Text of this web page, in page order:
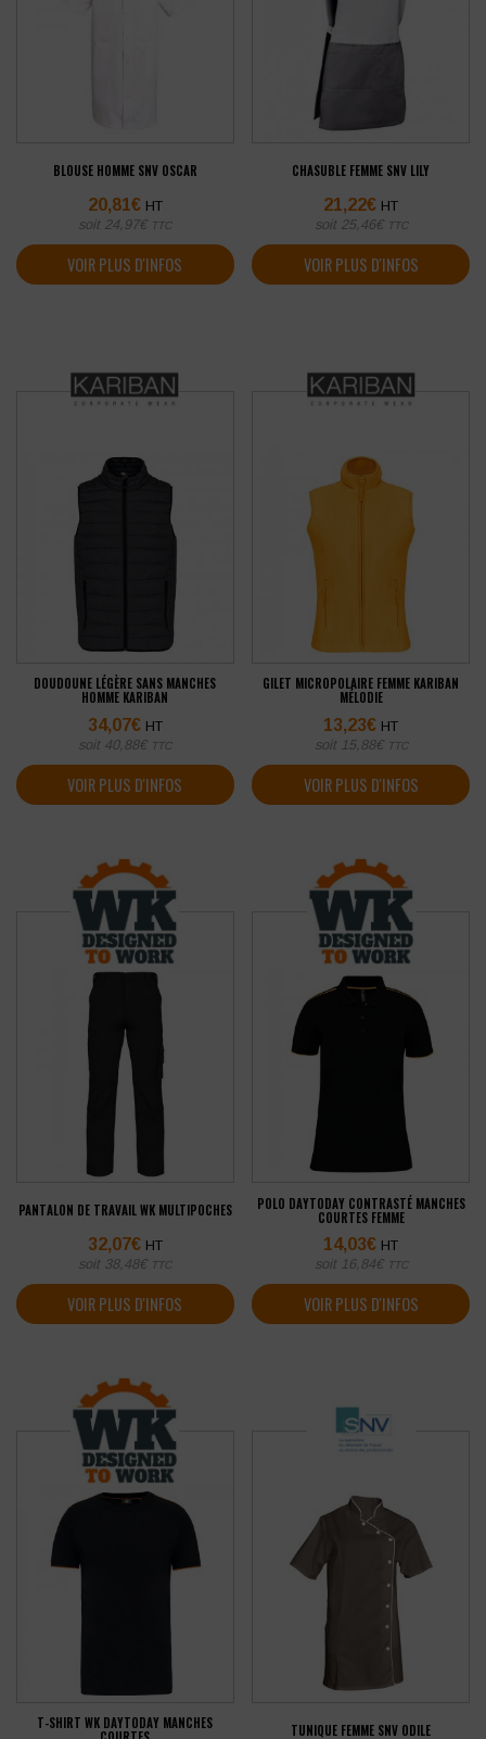
BLOUSE HOMME SNV OSCAR
20,81€ HT
soit 24,97€ TTC
VOIR PLUS D'INFOS
CHASUBLE FEMME SNV LILY
21,22€ HT
soit 25,46€ TTC
VOIR PLUS D'INFOS
DOUDOUNE LÉGÈRE SANS MANCHES
HOMME KARIBAN
34,07€ HT
soit 40,88€ TTC
VOIR PLUS D'INFOS
GILET MICROPOLAIRE FEMME KARIBAN
MÉLODIE
13,23€ HT
soit 15,88€ TTC
VOIR PLUS D'INFOS
PANTALON DE TRAVAIL WK MULTIPOCHES
32,07€ HT
soit 38,48€ TTC
VOIR PLUS D'INFOS
POLO DAYTODAY CONTRASTÉ MANCHES
COURTES FEMME
14,03€ HT
soit 16,84€ TTC
VOIR PLUS D'INFOS
T-SHIRT WK DAYTODAY MANCHES
TUNIQUE FEMME SNV ODILE